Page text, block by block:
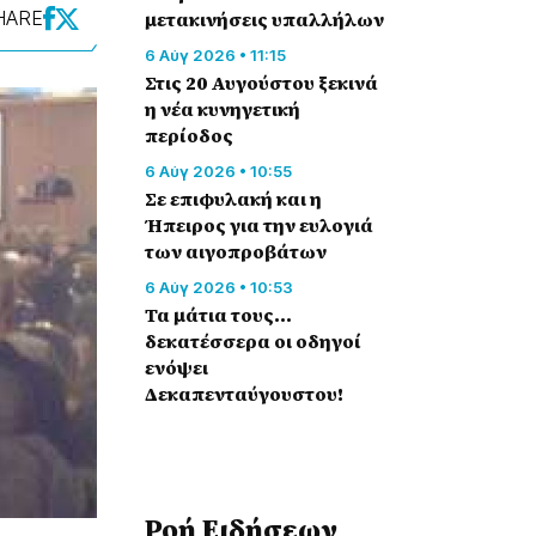
μετακινήσεις υπαλλήλων
6 Αύγ 2026 • 11:15
Στις 20 Αυγούστου ξεκινά
η νέα κυνηγετική
περίοδος
6 Αύγ 2026 • 10:55
Σε επιφυλακή και η
Ήπειρος για την ευλογιά
των αιγοπροβάτων
6 Αύγ 2026 • 10:53
Τα μάτια τους…
δεκατέσσερα οι οδηγοί
ενόψει
Δεκαπενταύγουστου!